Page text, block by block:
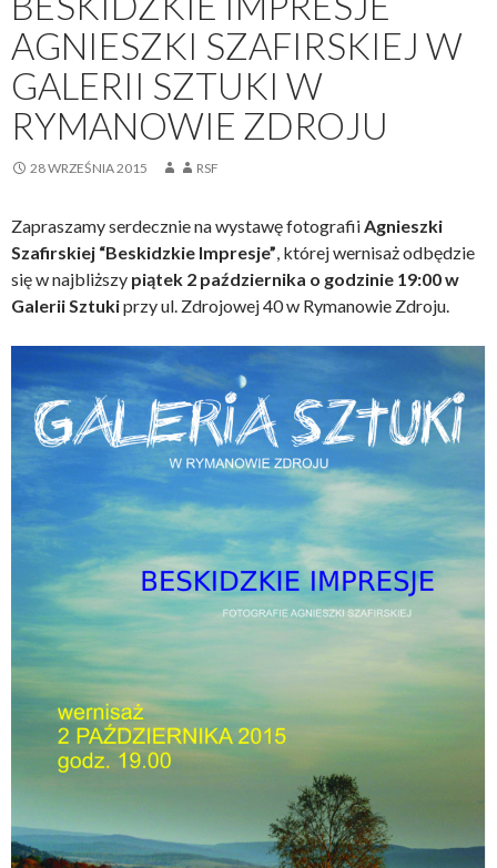
AGNIESZKI SZAFIRSKIEJ W
GALERII SZTUKI W
RYMANOWIE ZDROJU
28 WRZEŚNIA 2015 RSF
Zapraszamy serdecznie na wystawę fotografiiAgnieszki
Szafirskiej “Beskidzkie Impresje”, której wernisaż odbędzie
się w najbliższy piątek 2 października o godzinie 19:00 w
Galerii Sztukiprzy ul. Zdrojowej 40 w Rymanowie Zdroju.